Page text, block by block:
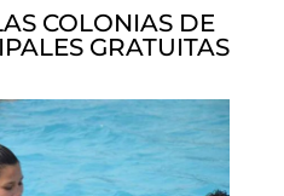
COLONIAS DE
GRATUITAS